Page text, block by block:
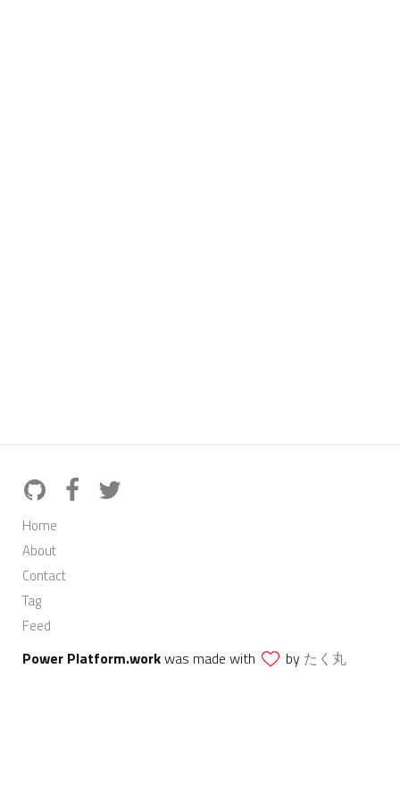
Home
About
Contact
Tag
Feed
Power Platform.workwas made with by たく丸